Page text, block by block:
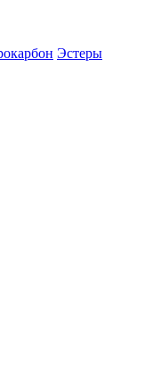
Эстеры